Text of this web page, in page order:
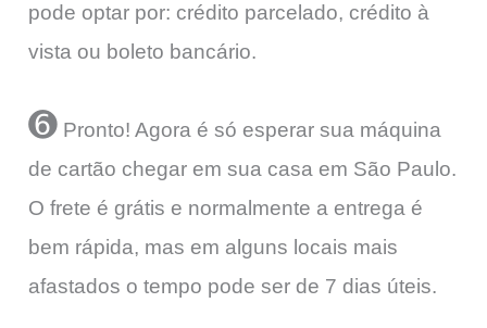
pode optar por: crédito parcelado, crédito à
vista ou boleto bancário.
➏ Pronto! Agora é só esperar sua máquina
de cartão chegar em sua casa em São Paulo.
O frete é grátis e normalmente a entrega é
bem rápida, mas em alguns locais mais
afastados o tempo pode ser de 7 dias úteis.